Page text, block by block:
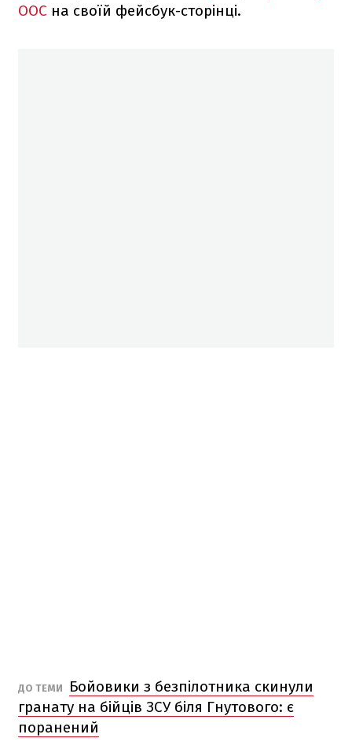
ООС на своїй фейсбук-сторінці.
ДО ТЕМИ
Бойовики з безпілотника скинули
гранату на бійців ЗСУ біля Гнутового: є
поранений